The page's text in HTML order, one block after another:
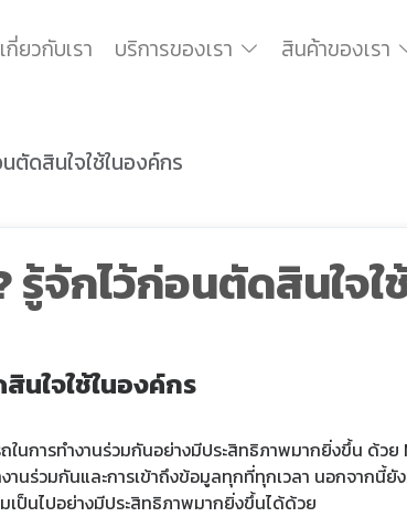
เกี่ยวกับเรา บริการของเรา สินค้าของเรา
ตัดสินใจใช้ในองค์กร
รู้จักไว้ก่อนตัดสินใจใ
นใจใช้ในองค์กร
ในการทำงานร่วมกันอย่างมีประสิทธิภาพมากยิ่งขึ้น ด้
ร่วมกันและการเข้าถึงข้อมูลทุกที่ทุกเวลา นอกจากนี้ยั
เป็นไปอย่างมีประสิทธิภาพมากยิ่งขึ้นได้ด้วย